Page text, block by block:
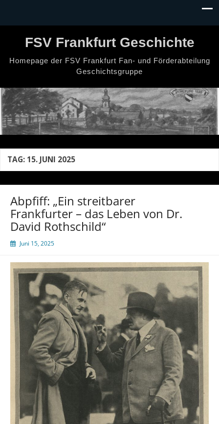
FSV Frankfurt Geschichte
Homepage der FSV Frankfurt Fan- und Förderabteilung
Geschichtsgruppe
TAG: 15. JUNI 2025
Abpfiff: „Ein streitbarer
Frankfurter – das Leben von Dr.
David Rothschild“
Juni 15, 2025